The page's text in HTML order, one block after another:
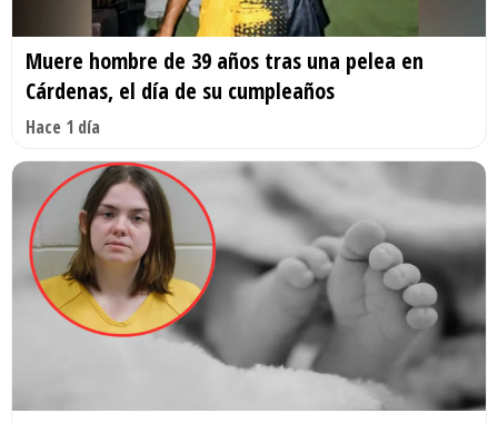
Muere hombre de 39 años tras una pelea en
Cárdenas, el día de su cumpleaños
Hace 1 día